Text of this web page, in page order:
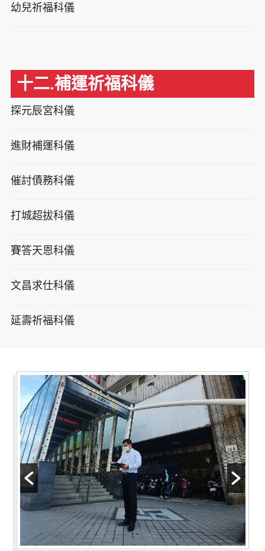
幼兒祈福科儀
十二.補運祈福科儀
探元辰宮科儀
進財補運科儀
催討債務科儀
打城超拔科儀
賽答天恩科儀
文昌求仕科儀
延壽祈福科儀